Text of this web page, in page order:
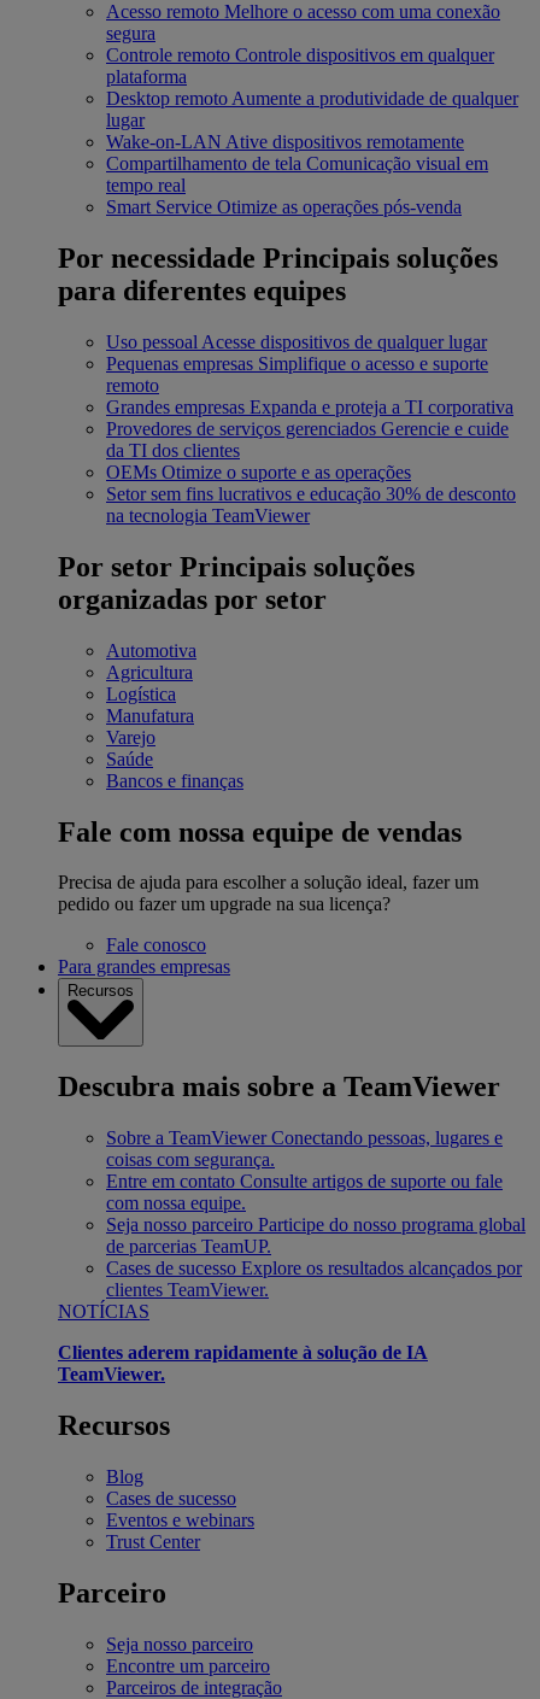
Acesso remoto Melhore o acesso com uma conexão
segura
Controle remoto Controle dispositivos em qualquer
plataforma
Desktop remoto Aumente a produtividade de qualquer
lugar
Wake-on-LAN Ative dispositivos remotamente
Compartilhamento de tela Comunicação visual em
tempo real
Smart Service Otimize as operações pós-venda
Por necessidade Principais soluções
para diferentes equipes
Uso pessoal Acesse dispositivos de qualquer lugar
Pequenas empresas Simplifique o acesso e suporte
remoto
Grandes empresas Expanda e proteja a TI corporativa
Provedores de serviços gerenciados Gerencie e cuide
da TI dos clientes
OEMs Otimize o suporte e as operações
Setor sem fins lucrativos e educação 30% de desconto
na tecnologia TeamViewer
Por setor Principais soluções
organizadas por setor
Automotiva
Agricultura
Logística
Manufatura
Varejo
Saúde
Bancos e finanças
Fale com nossa equipe de vendas
Precisa de ajuda para escolher a solução ideal, fazer um
pedido ou fazer um upgrade na sua licença?
Fale conosco
Para grandes empresas
Recursos
Descubra mais sobre a TeamViewer
Sobre a TeamViewer Conectando pessoas, lugares e
coisas com segurança.
Entre em contato Consulte artigos de suporte ou fale
com nossa equipe.
Seja nosso parceiro Participe do nosso programa global
de parcerias TeamUP.
Cases de sucesso Explore os resultados alcançados por
clientes TeamViewer.
NOTÍCIAS
Clientes aderem rapidamente à solução de IA
TeamViewer.
Recursos
Blog
Cases de sucesso
Eventos e webinars
Trust Center
Parceiro
Seja nosso parceiro
Encontre um parceiro
Parceiros de integração